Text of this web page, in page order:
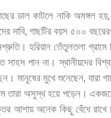
ডাল কাটলে নাকি অমঙ্গল হয়
দাবি, গাছটির বয়স ৫০০
হরিয়ান তেঁতুলতলা গ্রামে
সাহস পান না। স্থানীয়দের
মানুষের মুখে শুনেছেন, যারা
তারা অসুস্থ হয়ে পড়েন।
আশায় অনেক কিছু বেঁধে রাখে।